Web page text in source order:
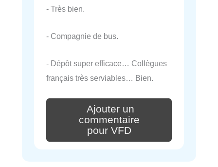
- Très bien.
- Compagnie de bus.
- Dépôt super efficace… Collègues
français très serviables… Bien.
Ajouter un
commentaire
pour VFD